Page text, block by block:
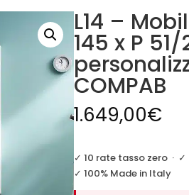
L14 –
145 x P
COMPAB
1.649,00€
✓ 10 rate tasso zero· ✓
✓ 100% Made in Italy